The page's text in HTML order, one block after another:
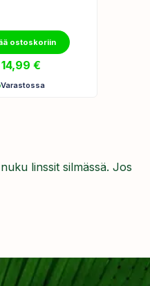
ostoskoriin
14,99 €
Varastossa
linssit silmässä. Jos